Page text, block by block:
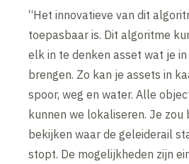
“Het innovatieve van dit
toepasbaar is. Dit algoritme
elk in te denken asset wat je
brengen. Zo kan je assets in
spoor, weg en water. Alle
kunnen we lokaliseren. Je zou
bekijken waar de geleiderail
stopt. De mogelijkheden zijn